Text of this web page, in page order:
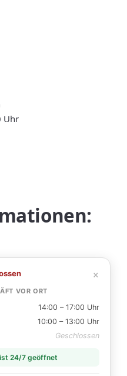
Uhr
Zahlarten:
×
VOR ORT
14:00 – 17:00 Uhr
10:00 – 13:00 Uhr
Geschlossen
ist 24/7 geöffnet